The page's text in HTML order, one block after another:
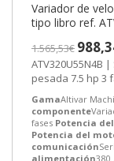
Variador de
tipo libro ref.
1.565,53€
ATV320U55N4B
GamaAltivar
componente
fases Potencia
Potencia del
comunicación
alimentación